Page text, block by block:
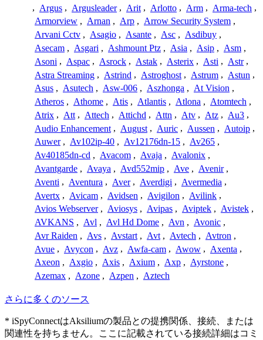
, Argus , Argusleader , Arit , Arlotto , Arm , Arma-tech ,
Armorview , Arnan , Arp , Arrow Security System ,
Arvani Cctv , Asagio , Asante , Asc , Asdibuy ,
Asecam , Asgari , Ashmount Ptz , Asia , Asip , Asm ,
Asoni , Aspac , Asrock , Astak , Asterix , Asti , Astr ,
Astra Streaming , Astrind , Astroghost , Astrum , Astun ,
Asus , Asutech , Asw-006 , Aszhonga , At Vision ,
Atheros , Athome , Atis , Atlantis , Atlona , Atomtech ,
Atrix , Att , Attech , Attichd , Attn , Atv , Atz , Au3 ,
Audio Enhancement , August , Auric , Aussen , Autoip ,
Auwer , Av102ip-40 , Av12176dn-15 , Av265 ,
Av40185dn-cd , Avacom , Avaja , Avalonix ,
Avantgarde , Avaya , Avd552mip , Ave , Avenir ,
Aventi , Aventura , Aver , Averdigi , Avermedia ,
Avertx , Avicam , Avidsen , Avigilon , Avilink ,
Avios Webserver , Aviosys , Avipas , Aviptek , Avistek ,
AVKANS , Avl , Avl Hd Dome , Avn , Avonic ,
Avr Raiden , Avs , Avstart , Avt , Avtech , Avtron ,
Avue , Avycon , Avz , Awfa-cam , Awow , Axenta ,
Axeon , Axgio , Axis , Axium , Axp , Ayrstone ,
Azemax , Azone , Azpen , Aztech
さらに多くのソース
* iSpyConnectはAksiliumの製品との提携関係、接続、または
関連性を持ちません。ここに記載されている接続詳細はコミ